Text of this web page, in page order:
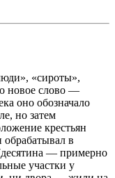
«сироты»,
новое слово —
оно обозначало
но затем
крестьян
в
— примерно
участки у